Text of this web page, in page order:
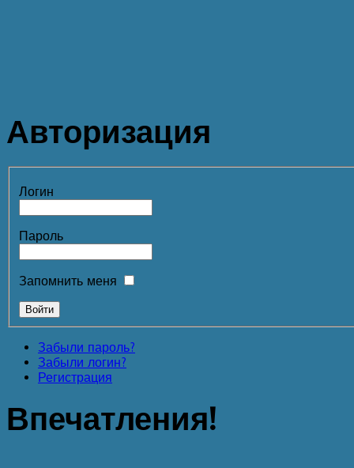
Авторизация
Логин
Пароль
Запомнить меня
Забыли пароль?
Забыли логин?
Регистрация
Впечатления!